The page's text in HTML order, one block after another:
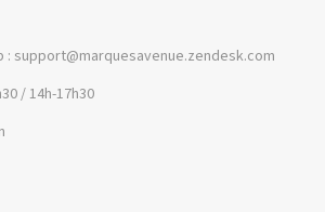
: support@marquesavenue.zendesk.com
/ 14h-17h30